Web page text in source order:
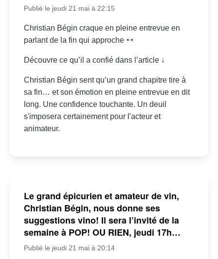
Publié le jeudi 21 mai à 22:15
Christian Bégin craque en pleine entrevue en
parlant de la fin qui approche
Découvre ce qu’il a confié dans l’article ↓
Christian Bégin sent qu’un grand chapitre tire à
sa fin… et son émotion en pleine entrevue en dit
long. Une confidence touchante. Un deuil
s'imposera certainement pour l'acteur et
animateur.
Le grand épicurien et amateur de vin,
Christian Bégin, nous donne ses
suggestions vino! Il sera l’invité de la
semaine à POP! OU RIEN, jeudi 17h…
Publié le jeudi 21 mai à 20:14